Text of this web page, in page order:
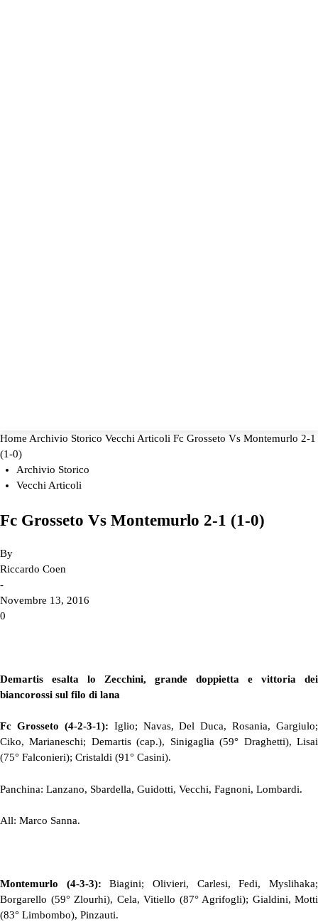
Home Archivio Storico Vecchi Articoli Fc Grosseto Vs Montemurlo 2-1
(1-0)
Archivio Storico
Vecchi Articoli
Fc Grosseto Vs Montemurlo 2-1 (1-0)
By
Riccardo Coen
-
Novembre 13, 2016
0
Demartis esalta lo Zecchini, grande doppietta e vittoria dei
biancorossi sul filo di lana
Fc Grosseto (4-2-3-1): Iglio; Navas, Del Duca, Rosania, Gargiulo;
Ciko, Marianeschi; Demartis (cap.), Sinigaglia (59° Draghetti), Lisai
(75° Falconieri); Cristaldi (91° Casini).
Panchina: Lanzano, Sbardella, Guidotti, Vecchi, Fagnoni, Lombardi.
All: Marco Sanna.
Montemurlo (4-3-3):Biagini; Olivieri, Carlesi, Fedi, Myslihaka;
Borgarello (59° Zlourhi), Cela, Vitiello (87° Agrifogli); Gialdini, Motti
(83° Limbombo), Pinzauti.